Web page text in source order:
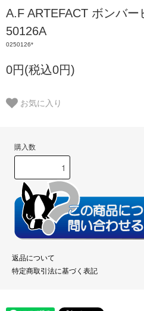
A.F ARTEFACT ボンバ
50126A
0250126*
0円(税込0円)
お気に入り
購入数
返品について
特定商取引法に基づく表記